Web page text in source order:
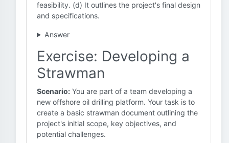
feasibility. (d) It outlines the project's final design
and specifications.
Answer
Exercise: Developing a
Strawman
Scenario: You are part of a team developing a
new offshore oil drilling platform. Your task is to
create a basic strawman document outlining the
project's initial scope, key objectives, and
potential challenges.